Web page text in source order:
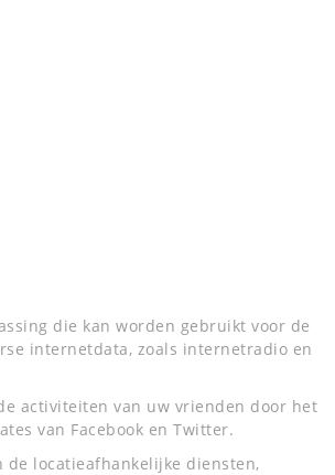
die kan worden gebruikt voor de
internetdata, zoals internetradio en
activiteiten van uw vrienden door het
van Facebook en Twitter.
de locatieafhankelijke diensten,